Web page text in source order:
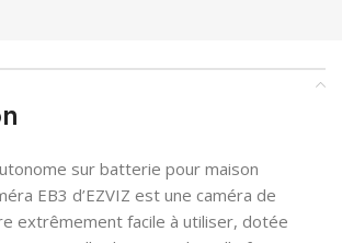
sur batterie pour maison
EB3 d’EZVIZ est une caméra de
extrêmement facile à utiliser, dotée